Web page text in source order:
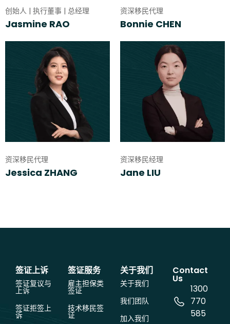
创始人 | 执行董事 | 总经理
Jasmine RAO
资深移民代理
Bonnie CHEN
资深移民代理
Jessica ZHANG
资深移民经理
Jane LIU
签证上诉
签证复议与
上诉
签证拒签上
诉
签证服务
雇主担保类
签证
技术移民签
证
关于我们
关于我们
我们团队
加入我们
Contact
Us
1300
770
585